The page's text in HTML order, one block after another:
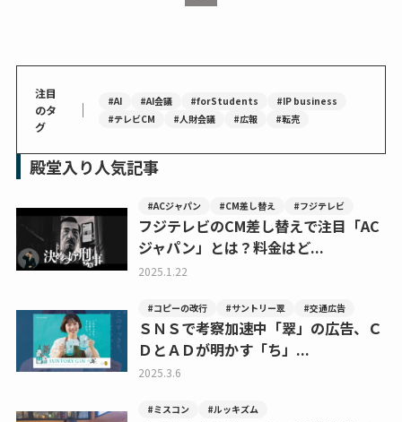
注目
のタ
グ
｜ #AI #AI会議 #forStudents
#IP business
#テレビCM
#人財会議 #広報 #転売
殿堂入り人気記事
#ACジャパン #CM差し替え #フジテレビ
フジテレビのCM差し替えで注目「AC
ジャパン」とは？料金はど...
2025.1.22
#コピーの改行 #サントリー翠 #交通広告
ＳＮＳで考察加速中「翠」の広告、Ｃ
ＤとＡＤが明かす「ち」...
2025.3.6
#ミスコン #ルッキズム